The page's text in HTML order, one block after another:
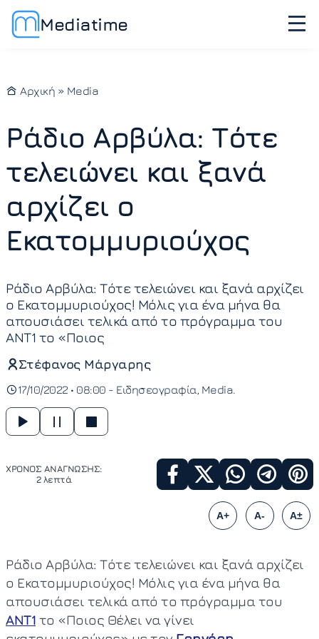
Mediatime
Αρχική » Media
Ράδιο Αρβύλα: Τότε
τελειώνει και ξανά
αρχίζει ο
Εκατομμυριούχος
Ράδιο Αρβύλα: Τότε τελειώνει και ξανά αρχίζει
ο Εκατομμυριούχος! Μόλις για ένα μήνα θα
απουσιάσει τελικά από το πρόγραμμα του
ΑΝΤ1 το «Ποιος
Στέφανος Μάργαρης
17/10/2022 • 08:00 - Ειδησεογραφία Media
ΧΡΟΝΟΣ ΑΝΑΓΝΩΣΗΣ:
2 λεπτά
A+ A- A±
Ράδιο Αρβύλα: Τότε τελειώνει και ξανά αρχίζει
ο Εκατομμυριούχος! Μόλις για ένα μήνα θα
απουσιάσει τελικά από το πρόγραμμα του
ΑΝΤ1 το «Ποιος Θέλει να γίνει